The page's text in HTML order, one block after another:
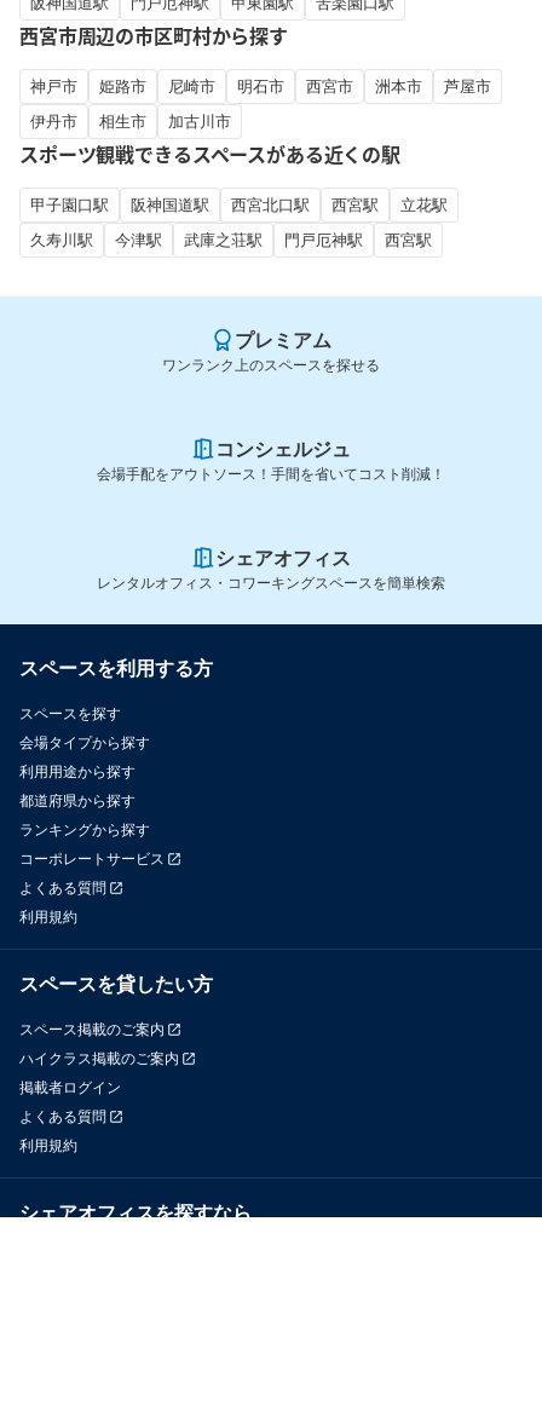
西宮市周辺の市区町村から探す
神戸市 姫路市 尼崎市 明石市 西宮市 洲本市
芦屋市
伊丹市
相生市 加古川市
スポーツ観戦できるスペースがある近くの駅
甲子園口駅 阪神国道駅 西宮北口駅 西宮駅
立花駅
久寿川駅
今津駅 武庫之荘駅 門戸厄神駅 西宮駅
プレミアム
ワンランク上のスペースを探せる
コンシェルジュ
会場手配をアウトソース！手間を省いてコスト削減！
シェアオフィス
レンタルオフィス・コワーキングスペースを簡単検索
スペースを利用する方
スペースを探す
会場タイプから探す
利用用途から探す
都道府県から探す
ランキングから探す
コーポレートサービス
よくある質問
利用規約
スペースを貸したい方
スペース掲載のご案内
ハイクラス掲載のご案内
掲載者ログイン
よくある質問
利用規約
シェアオフィスを探すなら